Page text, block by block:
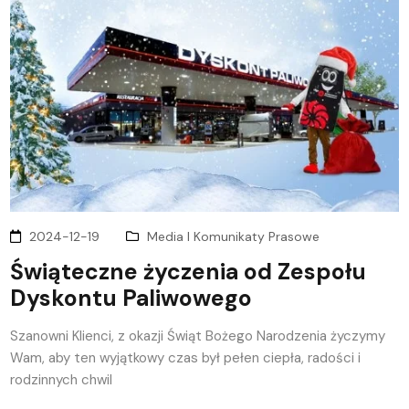
2024-12-19 Media I Komunikaty Prasowe
Świąteczne życzenia od Zespołu
Dyskontu Paliwowego
Szanowni Klienci, z okazji Świąt Bożego Narodzenia życzymy
Wam, aby ten wyjątkowy czas był pełen ciepła, radości i
rodzinnych chwil